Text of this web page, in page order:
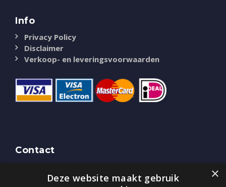
Info
Privacy Policy
Disclaimer
Verkoop- en leveringsvoorwaarden
Contact
Bredaseweg 51
×
Deze website maakt gebruik